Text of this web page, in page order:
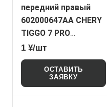
передний правый
602000647AA CHERY
TIGGO 7 PRO
(NoName)
1 ¥/шт
ОСТАВИТЬ
ЗАЯВКУ